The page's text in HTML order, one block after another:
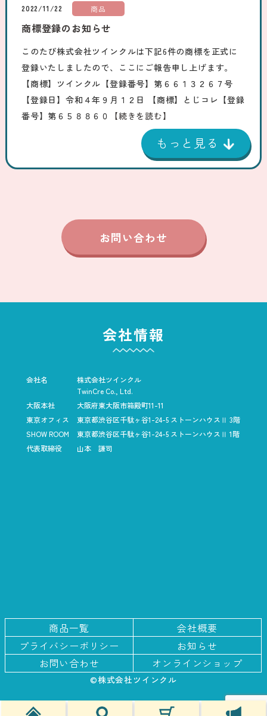
2022/11/22 商品
商標登録のお知らせ
このたび株式会社ツインクルは下記6件の商標を正式に
登録いたしましたので、ここにご報告申し上げます。
【商標】ツインクル【登録番号】第６６１３２６７号
【登録日】令和４年９月１２日 【商標】とじコレ【登録
番号】第６５８８６０
【続きを読む】
お問い合わせ
会社情報
会社名
株式会社ツインクル
TwinCre Co., Ltd.
大阪本社
大阪府東大阪市箱殿町11-11
東京オフィス
東京都渋谷区千駄ヶ谷1-24-5 ストーンハウスⅡ 3階
SHOW ROOM
東京都渋谷区千駄ヶ谷1-24-5 ストーンハウスⅡ 1階
代表取締役
山本 謙司
商品一覧
会社概要
プライバシーポリシー
お知らせ
お問い合わせ
オンラインショップ
©株式会社ツインクル